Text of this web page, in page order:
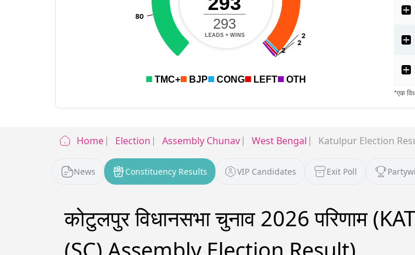
Home Election Assembly Chunav West Bengal Katulpur Election
News Constituency Results VIP Candidates Exit Poll
कोटुलपुर विधानसभा चुनाव 2026 परिणाम